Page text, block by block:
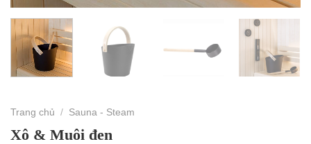
Trang chủ / Sauna - Steam
Xô & Muôi đen